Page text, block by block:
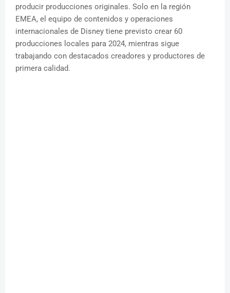
producir producciones originales. Solo en la región
EMEA, el equipo de contenidos y operaciones
internacionales de Disney tiene previsto crear 60
producciones locales para 2024, mientras sigue
trabajando con destacados creadores y productores de
primera calidad.